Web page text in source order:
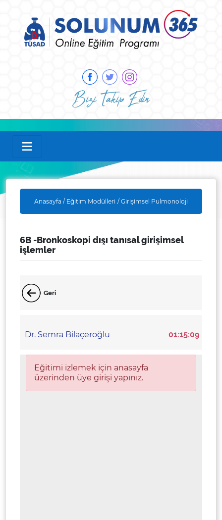
Bizi Takip Edin
Anasayfa / Eğitim Modülleri / Girişimsel Pulmonoloji
6B -Bronkoskopi dışı tanısal girişimsel
işlemler
Geri
Dr. Semra Bilaçeroğlu 01:15:09
Eğitimi izlemek için anasayfa
üzerinden üye girişi yapınız.